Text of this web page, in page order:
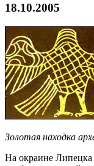
18.10.2005
Золотая находка
На окраине Липецка